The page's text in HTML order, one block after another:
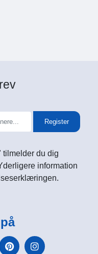
Register
tilmelder du dig
information